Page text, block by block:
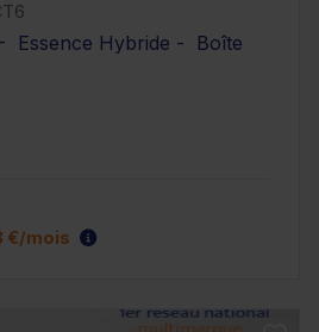
Essence Hybride - Boîte
€/mois